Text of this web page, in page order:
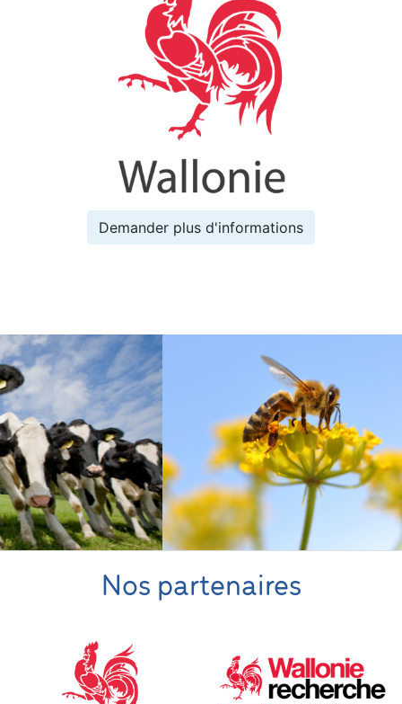
Demander plus d'informations
Nos partenaires